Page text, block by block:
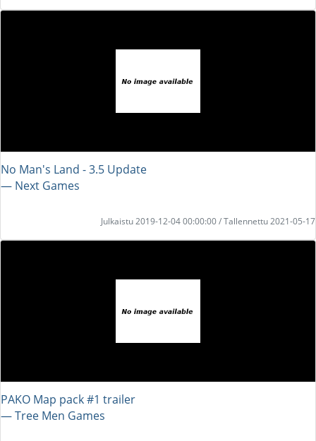
No Man's Land - 3.5 Update
― Next Games
Julkaistu 2019-12-04 00:00:00 / Tallennettu 2021-05-17
PAKO Map pack #1 trailer
― Tree Men Games